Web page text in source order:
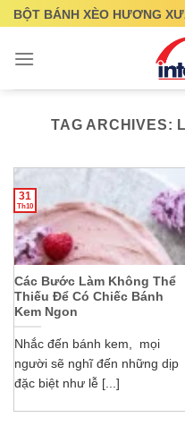
Skip
content
BỘT BÁNH XÈO HƯƠNG
TAG ARCHIVES:
Các Bước Làm Không Thể
Thiếu Để Có Chiếc Bánh
Kem Ngon
Nhắc đến bánh kem, mọi
người sẽ nghĩ đến những dịp
đặc biệt như lễ [...]
31
Th10